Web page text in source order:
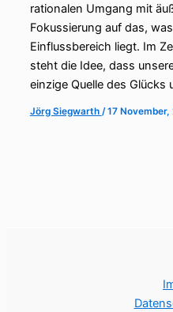
rationalen Umgang mit
Fokussierung auf das,
Einflussbereich liegt. Im
steht die Idee, dass
einzige Quelle des Glücks
Jörg Siegwarth /17 November,